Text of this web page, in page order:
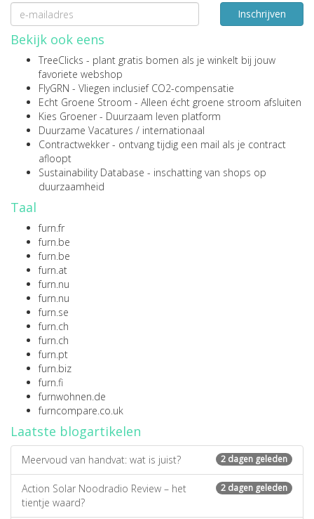
Inschrijven
Bekijk ook eens
TreeClicks - plant gratis bomen als je winkelt bij jouw
favoriete webshop
FlyGRN - Vliegen inclusief CO2-compensatie
Echt Groene Stroom - Alleen écht groene stroom afsluiten
Kies Groener - Duurzaam leven platform
Duurzame Vacatures / internationaal
Contractwekker - ontvang tijdig een mail als je contract
afloopt
Sustainability Database - inschatting van shops op
duurzaamheid
Taal
furn.fr
furn.be
furn.be
furn.at
furn.nu
furn.nu
furn.se
furn.ch
furn.ch
furn.pt
furn.biz
furn.fi
furnwohnen.de
furncompare.co.uk
Laatste blogartikelen
2 dagen geleden
Meervoud van handvat: wat is juist?
2 dagen geleden
Action Solar Noodradio Review – het
tientje waard?